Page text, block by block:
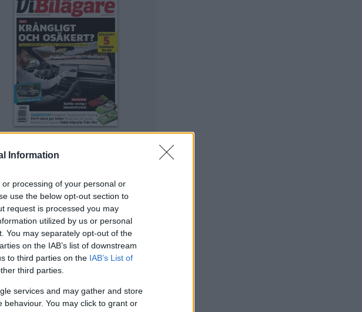
Information
processing of your personal or
use the below opt-out section to
request is processed you may
utilized by us or personal
You may separately opt-out of the
on the IAB’s list of downstream
to third parties on the IAB’s List of
third parties.
services and may gather and store
You may click to grant or
10/2026 – nytt
Prenumerera
Läs digitalt
Köp tidningen